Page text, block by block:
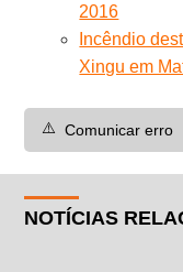
2016
Incêndio
Xingu em
⚠️ Comunicar erro
NOTÍCIAS